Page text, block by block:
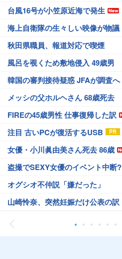
台風16号が小笠原近海で発生
海上自衛隊の生々しい映像が物議
秋田県職員、報道対応で喫煙
風呂を覗くため敷地侵入 49歳男
韓国の審判接待疑惑 JFAが調査へ
メッシの父ホルヘさん 68歳死去
FIREの45歳男性 仕事復帰した訳
注目 古いPCが復活するUSB
女優・小川眞由美さん死去 86歳
盗撮でSEXY女優のイベント中断?
オグシオ不仲説「嫌だった」
山崎怜奈、突然妊娠だけ公表の訳